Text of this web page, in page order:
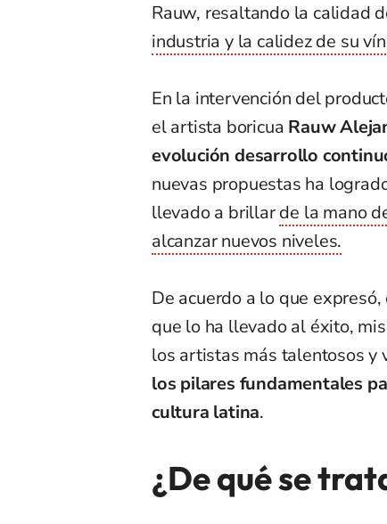
Rauw, resaltando la calidad
industria y la calidez de su
En la intervención del
el artista boricua Rauw
evolución desarrollo
nuevas propuestas ha
llevado a brillarde la mano
alcanzar nuevos niveles.
De acuerdo a lo que
que lo ha llevado al éxito,
los artistas más talentosos y
los pilares fundamentales
cultura latina.
¿De qué se